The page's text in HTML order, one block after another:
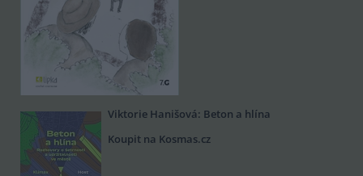
Viktorie Hanišová: Beton a hlína
Koupit na Kosmas.cz